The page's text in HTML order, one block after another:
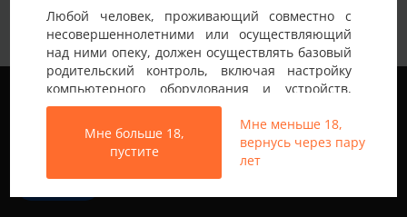
Любой человек, проживающий совместно с
несовершеннолетними или осуществляющий
над ними опеку, должен осуществлять базовый
родительский контроль, включая настройку
компьютерного оборудования и устройств,
установку программного обеспечения или
подключение услуг фильтрации от провайдера,
чтобы заблокировать доступ
несовершеннолетних к неподходящему
контенту.
Мне больше 18,
пустите
Мне меньше 18,
вернусь через пару
лет
Все права защищены © 2013-2026
Свинг знакомства не только в Украине
Мы используем файлы cookie, чтобы обеспечить
наилучшее качество работы на нашем сайте.
Подробнее узнать о том, какие файлы cookie мы
используем, или отключить их можно в разделе